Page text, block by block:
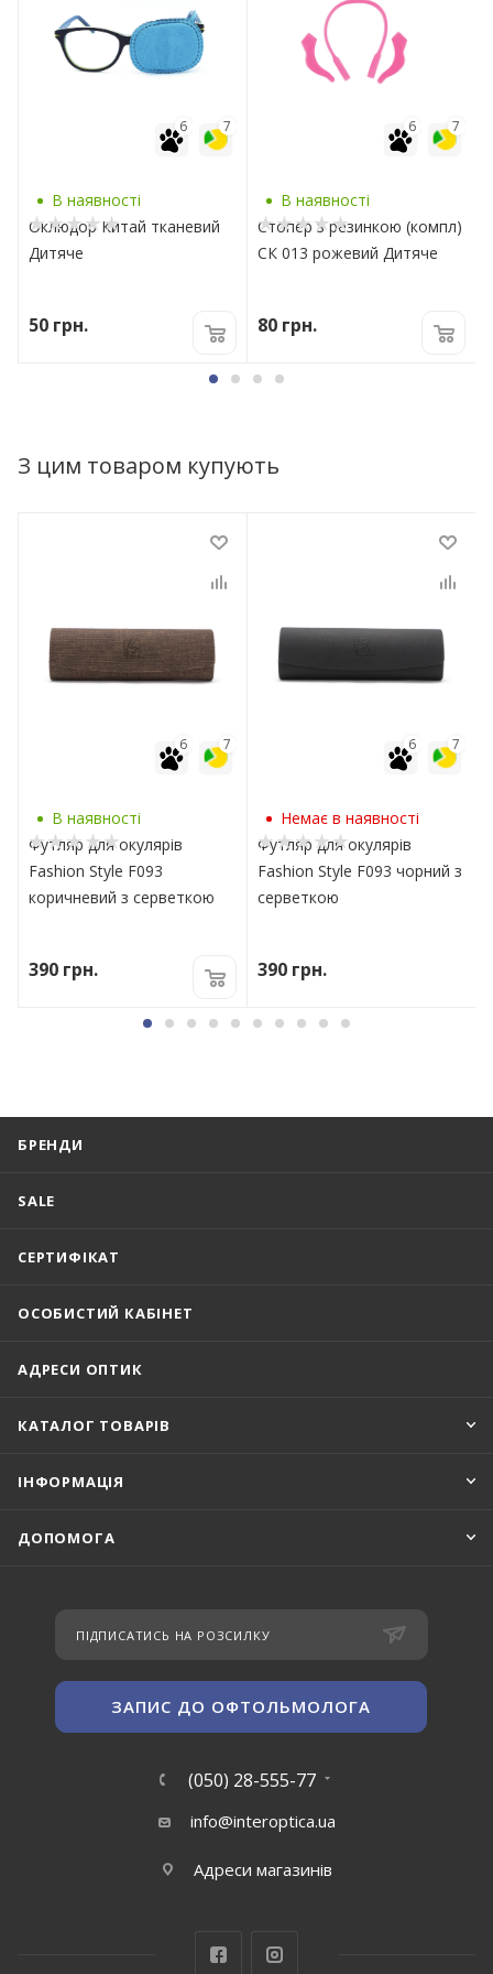
7
6
В наявності
Оклюдор Китай тканевий
Дитяче
50 грн.
7
6
В наявності
Стопер з резинкою (компл)
СК 013 рожевий Дитяче
80 грн.
З цим товаром купують
7
6
В наявності
Футляр для окулярів
Fashion Style F093
коричневий з серветкою
390 грн.
7
6
Немає в наявності
Футляр для окулярів
Fashion Style F093 чорний з
серветкою
390 грн.
БРЕНДИ
SALE
СЕРТИФІКАТ
ОСОБИСТИЙ КАБІНЕТ
АДРЕСИ ОПТИК
КАТАЛОГ ТОВАРІВ
ІНФОРМАЦІЯ
ДОПОМОГА
ПІДПИСАТИСЬ НА РОЗСИЛКУ
ЗАПИС ДО ОФТОЛЬМОЛОГА
(050) 28-555-77
info@interoptica.ua
Адреси магазинів